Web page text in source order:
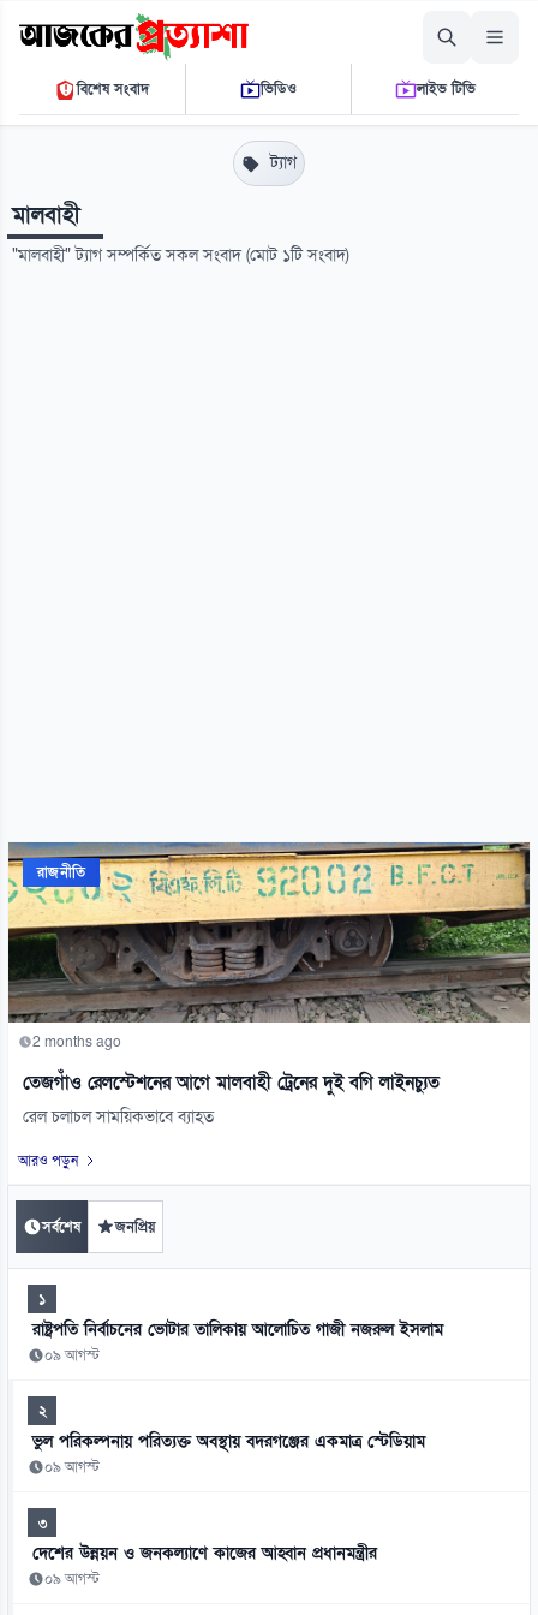
রোববার, ০৯ আগস্ট ২০২৬
০৯ ৫৭ ০১ পি.এম.THE DAILY AJKER PROTTASHA
বিশেষ সংবাদ ভিডিও লাইভ টিভি
ট্যাগ
মালবাহী
"মালবাহী" ট্যাগ সম্পর্কিত সকল সংবাদ (মোট ১টি সংবাদ)
রাজনীতি
2 months ago
তেজগাঁও রেলস্টেশনের আগে মালবাহী ট্রেনের দুই বগি লাইনচ্যুত
রেল চলাচল সাময়িকভাবে ব্যাহত
আরও পড়ুন
সর্বশেষ জনপ্রিয়
১
রাষ্ট্রপতি নির্বাচনের ভোটার তালিকায় আলোচিত গাজী নজরুল ইসলাম
০৯ আগস্ট
২
ভুল পরিকল্পনায় পরিত্যক্ত অবস্থায় বদরগঞ্জের একমাত্র স্টেডিয়াম
০৯ আগস্ট
৩
দেশের উন্নয়ন ও জনকল্যাণে কাজের আহ্বান প্রধানমন্ত্রীর
০৯ আগস্ট